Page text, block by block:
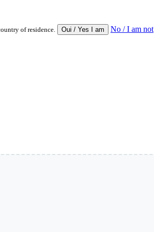
of residence.
No / I am not